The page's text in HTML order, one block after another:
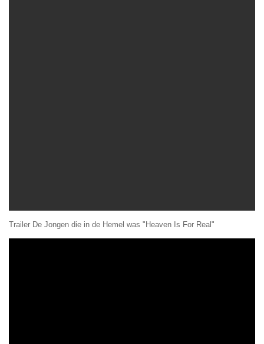
Trailer De Jongen die in de Hemel was "Heaven Is For Real"